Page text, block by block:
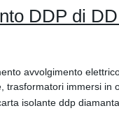
DDP di
avvolgimento
trasformatori immersi in
isolante ddp